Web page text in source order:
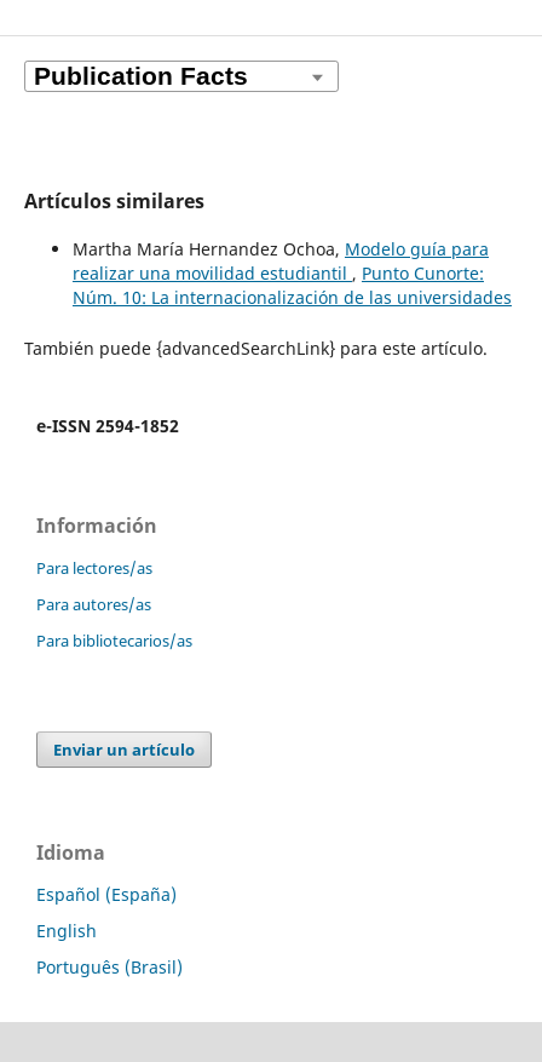
Artículos similares
Martha María Hernandez Ochoa, Modelo guía para
realizar una movilidad estudiantil , Punto Cunorte:
Núm. 10: La internacionalización de las universidades
También puede {advancedSearchLink} para este artículo.
e-ISSN 2594-1852
Información
Para lectores/as
Para autores/as
Para bibliotecarios/as
Enviar un artículo
Idioma
Español (España)
English
Português (Brasil)